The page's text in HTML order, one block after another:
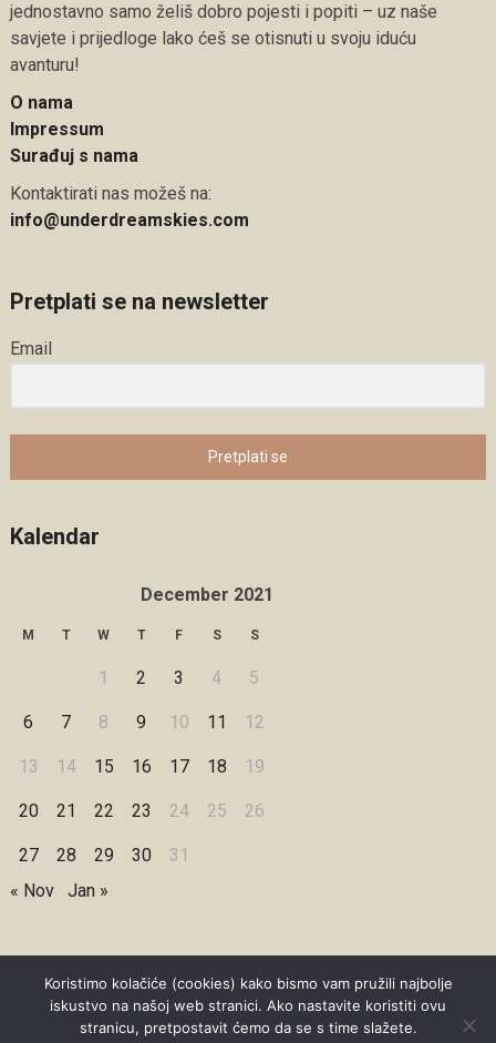
jednostavno samo želiš dobro pojesti i popiti – uz naše
savjete i prijedloge lako ćeš se otisnuti u svoju iduću
avanturu!
O nama
Impressum
Surađuj s nama
Kontaktirati nas možeš na:
info@underdreamskies.com
Pretplati se na newsletter
Email
Pretplati se
Kalendar
December 2021
M T W T F S S
1 2 3 4 5
6 7 8 9 10 11 12
13 14 15 16 17 18 19
20 21 22 23 24 25 26
27 28 29 30
31
« Nov
Jan »
Copyright © 2026 Under Dreamskies
Designed by WPZOOM
Koristimo kolačiće (cookies) kako bismo vam pružili najbolje
iskustvo na našoj web stranici. Ako nastavite koristiti ovu
stranicu, pretpostavit ćemo da se s time slažete.